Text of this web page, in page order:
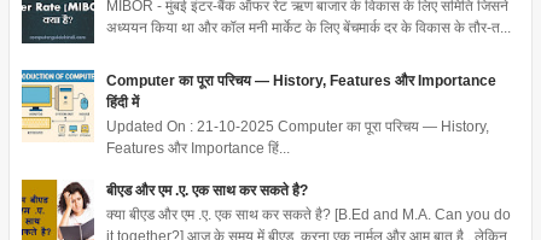
MIBOR - मुंबई इंटर-बैंक ऑफर रेट ऋण बाजार के विकास के लिए समिति जिसने
अध्ययन किया था और कॉल मनी मार्केट के लिए बेंचमार्क दर के विकास के तौर-त...
Computer का पूरा परिचय — History, Features और Importance
हिंदी में
Updated On : 21-10-2025 Computer का पूरा परिचय — History,
Features और Importance हिं...
बीएड और एम .ए. एक साथ कर सकते है?
क्या बीएड और एम .ए. एक साथ कर सकते है? [B.Ed and M.A. Can you do